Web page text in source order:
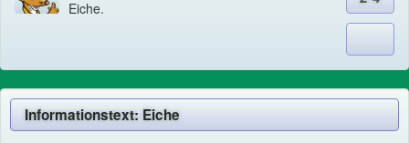
Eiche.
Informationstext: Eiche